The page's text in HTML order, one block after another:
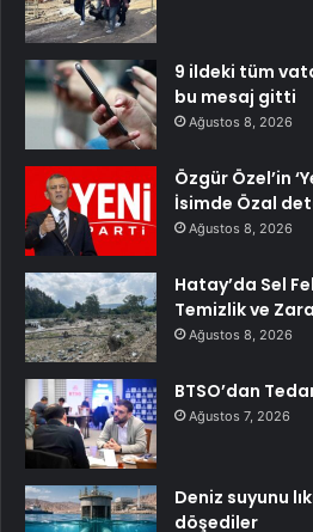
9 ildeki tüm
bu mesaj gitti
Ağustos 8, 2026
Özgür Özel’in
İsimde Özal
Ağustos 8, 2026
Hatay’da Sel
Temizlik ve
Ağustos 8, 2026
BTSO’dan
Ağustos 7, 2026
Deniz suyunu
döşediler